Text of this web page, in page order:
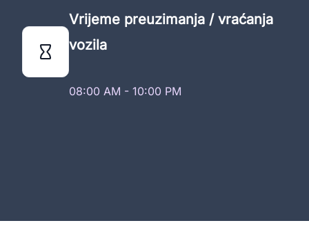
Vrijeme preuzimanja / vraćanja
vozila
08:00 AM - 10:00 PM